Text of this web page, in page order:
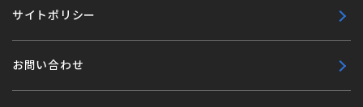
サイトポリシー
お問い合わせ